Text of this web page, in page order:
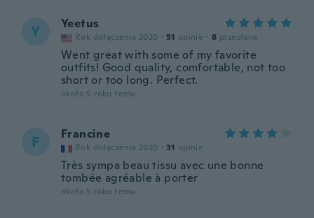
Y Yeetus
Rok dołączenia 2020 · 51 opinie · 8 przesłane
Went great with some of my favorite
outfits! Good quality, comfortable, not too
short or too long. Perfect.
około 5 roku temu
F Francine
Rok dołączenia 2020 · 31 opinie
Très sympa beau tissu avec une bonne
tombée agréable à porter
około 5 roku temu